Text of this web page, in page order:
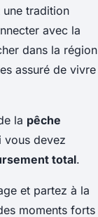
une tradition
avec la
dans la région
assuré de vivre
la pêche
vous devez
total.
et partez à la
moments forts